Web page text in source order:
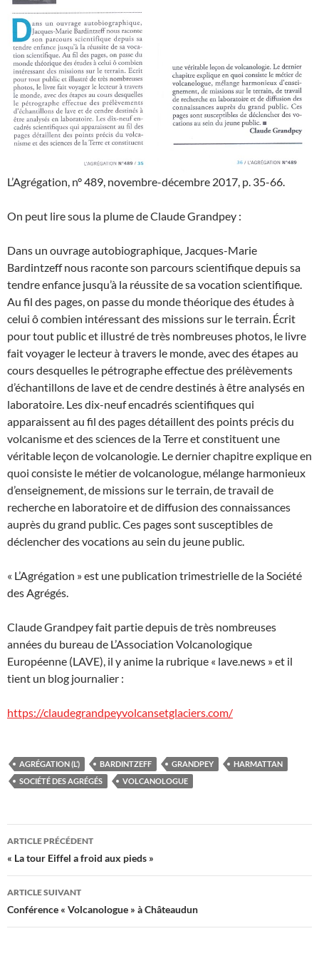
L’Agrégation, n° 489, novembre-décembre 2017, p. 35-66.
On peut lire sous la plume de Claude Grandpey :
Dans un ouvrage autobiographique, Jacques-Marie
Bardintzeff nous raconte son parcours scientifique depuis sa
tendre enfance jusqu’à la réussite de sa vocation scientifique.
Au fil des pages, on passe du monde théorique des études à
celui ô combien intéressant des missions sur le terrain. Écrit
pour tout public et illustré de très nombreuses photos, le livre
fait voyager le lecteur à travers le monde, avec des étapes au
cours desquelles le pétrographe effectue des prélèvements
d’échantillons de lave et de cendre destinés à être analysés en
laboratoire. Les dix-neuf encadrés scientifiques qui
apparaissent au fil des pages détaillent des points précis du
volcanisme et des sciences de la Terre et constituent une
véritable leçon de volcanologie. Le dernier chapitre explique en
quoi consiste le métier de volcanologue, mélange harmonieux
d’enseignement, de missions sur le terrain, de travail de
recherche en laboratoire et de diffusion des connaissances
auprès du grand public. Ces pages sont susceptibles de
déclencher des vocations au sein du jeune public.
« L’Agrégation » est une publication trimestrielle de la Société
des Agrégés.
Claude Grandpey fait partie depuis de très nombreuses
années du bureau de L’Association Volcanologique
Européenne (LAVE), il y anime la rubrique « lave.news » et il
tient un blog journalier :
https://claudegrandpeyvolcansetglaciers.com/
AGRÉGATION (L’) BARDINTZEFF GRANDPEY
HARMATTAN
SOCIÉTÉ DES AGRÉGÉS
VOLCANOLOGUE
Navigation
des
articles
ARTICLE PRÉCÉDENT
« La tour Eiffel a froid aux pieds »
ARTICLE SUIVANT
Conférence « Volcanologue » à Châteaudun